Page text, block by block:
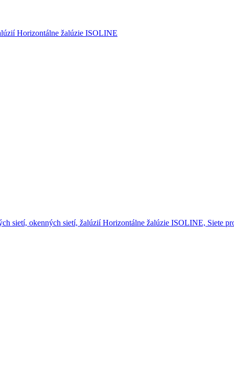
Horizontálne žalúzie ISOLINE
sietí, okenných sietí, žalúzií Horizontálne žalúzie ISOLINE, Siete